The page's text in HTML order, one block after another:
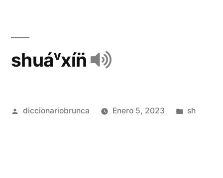
shuáᵛxín̈
diccionariobrunca Enero 5, 2023 sh